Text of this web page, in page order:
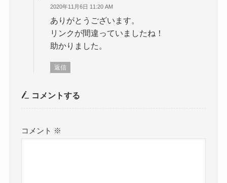
2020年11月6日 11:20 AM
ありがとうございます。
リンクが間違っていましたね！
助かりました。
返信
コメントする
コメント ※